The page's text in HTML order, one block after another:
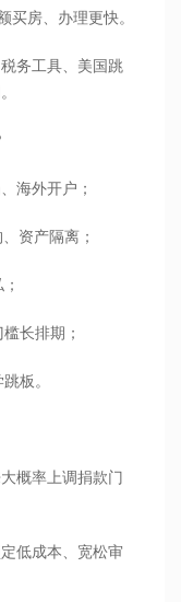
买房、办理更快。
务工具、美国跳
海外开户；
资产隔离；
长排期；
板。
概率上调捐款门
低成本、宽松审